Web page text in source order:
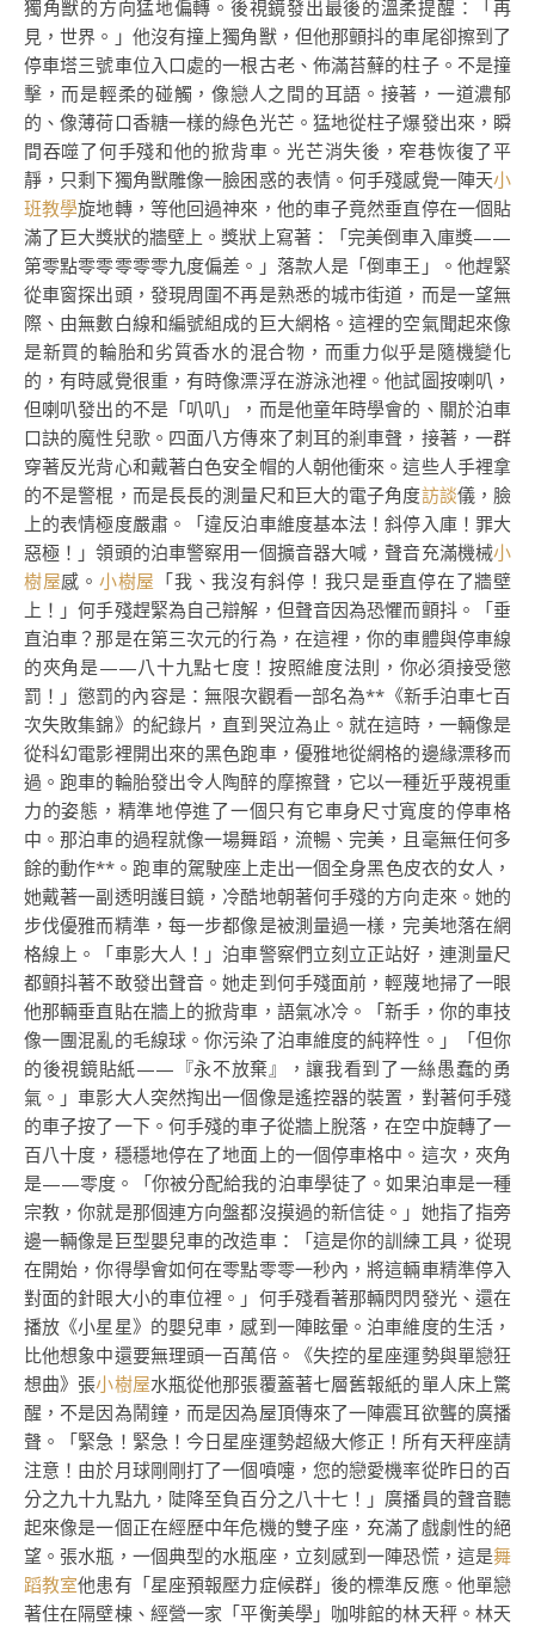
獨角獸的方向猛地偏轉。後視鏡發出最後的溫柔提醒：「再
見，世界。」他沒有撞上獨角獸，但他那顫抖的車尾卻擦到了
停車塔三號車位入口處的一根古老、佈滿苔蘚的柱子。不是撞
擊，而是輕柔的碰觸，像戀人之間的耳語。接著，一道濃郁
的、像薄荷口香糖一樣的綠色光芒。猛地從柱子爆發出來，瞬
間吞噬了何手殘和他的掀背車。光芒消失後，窄巷恢復了平
靜，只剩下獨角獸雕像一臉困惑的表情。何手殘感覺一陣天小
班教學旋地轉，等他回過神來，他的車子竟然垂直停在一個貼
滿了巨大獎狀的牆壁上。獎狀上寫著：「完美倒車入庫獎——
第零點零零零零零九度偏差。」落款人是「倒車王」。他趕緊
從車窗探出頭，發現周圍不再是熟悉的城市街道，而是一望無
際、由無數白線和編號組成的巨大網格。這裡的空氣聞起來像
是新買的輪胎和劣質香水的混合物，而重力似乎是隨機變化
的，有時感覺很重，有時像漂浮在游泳池裡。他試圖按喇叭，
但喇叭發出的不是「叭叭」，而是他童年時學會的、關於泊車
口訣的魔性兒歌。四面八方傳來了刺耳的剎車聲，接著，一群
穿著反光背心和戴著白色安全帽的人朝他衝來。這些人手裡拿
的不是警棍，而是長長的測量尺和巨大的電子角度訪談儀，臉
上的表情極度嚴肅。「違反泊車維度基本法！斜停入庫！罪大
惡極！」領頭的泊車警察用一個擴音器大喊，聲音充滿機械小
樹屋感。 小樹屋 「我、我沒有斜停！我只是垂直停在了牆壁
上！」何手殘趕緊為自己辯解，但聲音因為恐懼而顫抖。「垂
直泊車？那是在第三次元的行為，在這裡，你的車體與停車線
的夾角是——八十九點七度！按照維度法則，你必須接受懲
罰！」懲罰的內容是：無限次觀看一部名為**《新手泊車七百
次失敗集錦》的紀錄片，直到哭泣為止。就在這時，一輛像是
從科幻電影裡開出來的黑色跑車，優雅地從網格的邊緣漂移而
過。跑車的輪胎發出令人陶醉的摩擦聲，它以一種近乎蔑視重
力的姿態，精準地停進了一個只有它車身尺寸寬度的停車格
中。那泊車的過程就像一場舞蹈，流暢、完美，且毫無任何多
餘的動作**。跑車的駕駛座上走出一個全身黑色皮衣的女人，
她戴著一副透明護目鏡，冷酷地朝著何手殘的方向走來。她的
步伐優雅而精準，每一步都像是被測量過一樣，完美地落在網
格線上。「車影大人！」泊車警察們立刻立正站好，連測量尺
都顫抖著不敢發出聲音。她走到何手殘面前，輕蔑地掃了一眼
他那輛垂直貼在牆上的掀背車，語氣冰冷。「新手，你的車技
像一團混亂的毛線球。你污染了泊車維度的純粹性。」「但你
的後視鏡貼紙——『永不放棄』，讓我看到了一絲愚蠢的勇
氣。」車影大人突然掏出一個像是遙控器的裝置，對著何手殘
的車子按了一下。何手殘的車子從牆上脫落，在空中旋轉了一
百八十度，穩穩地停在了地面上的一個停車格中。這次，夾角
是——零度。「你被分配給我的泊車學徒了。如果泊車是一種
宗教，你就是那個連方向盤都沒摸過的新信徒。」她指了指旁
邊一輛像是巨型嬰兒車的改造車：「這是你的訓練工具，從現
在開始，你得學會如何在零點零零一秒內，將這輛車精準停入
對面的針眼大小的車位裡。」何手殘看著那輛閃閃發光、還在
播放《小星星》的嬰兒車，感到一陣眩暈。泊車維度的生活，
比他想象中還要無理頭一百萬倍。《失控的星座運勢與單戀狂
想曲》張小樹屋水瓶從他那張覆蓋著七層舊報紙的單人床上驚
醒，不是因為鬧鐘，而是因為屋頂傳來了一陣震耳欲聾的廣播
聲。「緊急！緊急！今日星座運勢超級大修正！所有天秤座請
注意！由於月球剛剛打了一個噴嚏，您的戀愛機率從昨日的百
分之九十九點九，陡降至負百分之八十七！」廣播員的聲音聽
起來像是一個正在經歷中年危機的雙子座，充滿了戲劇性的絕
望。張水瓶，一個典型的水瓶座，立刻感到一陣恐慌，這是舞
蹈教室他患有「星座預報壓力症候群」後的標準反應。他單戀
著住在隔壁棟、經營一家「平衡美學」咖啡館的林天秤。林天